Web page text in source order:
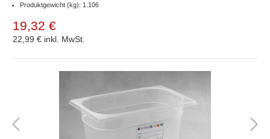
Produktgewicht (kg): 1.106
19,32 €
22,99 € inkl. MwSt.